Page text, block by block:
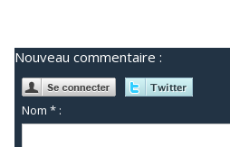
Nouveau commentaire :
Nom * :